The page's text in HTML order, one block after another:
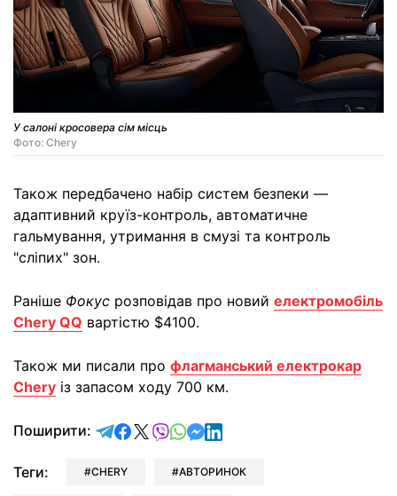
У салоні кросовера сім місць
Фото: Chery
Також передбачено набір систем безпеки —
адаптивний круїз-контроль, автоматичне
гальмування, утримання в смузі та контроль
"сліпих" зон.
Раніше Фокус розповідав про новий електромобіль
Chery QQ вартістю $4100.
Також ми писали про флагманський електрокар
Chery із запасом ходу 700 км.
Поширити: відправити у Telegram
поділитись у Facebook
поділитись у X
відправити у Viber
відправити у Whatsapp
відправити у Messenger
відправити у LinkedIn
Теги: CHERY АВТОРИНОК